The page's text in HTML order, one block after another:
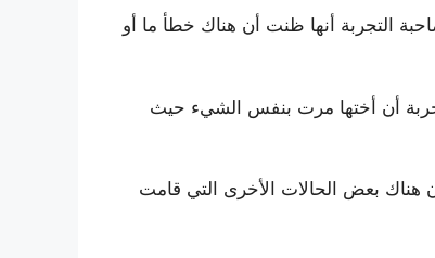
التجربة أنها ظنت أن هناك خطأ ما أو
أن أختها مرت بنفس الشيء حيث
هناك بعض الحالات الأخرى التي قامت